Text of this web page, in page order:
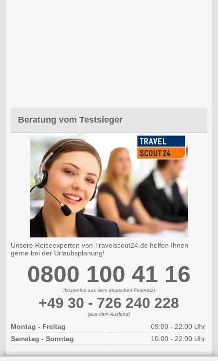
Beratung vom Testsieger
Unsere Reiseexperten von Travelscout24.de helfen Ihnen
gerne bei der Urlaubsplanung!
0800 100 41 16
(kostenlos aus dem deutschen Festnetz)
+49 30 - 726 240 228
(aus dem Ausland)
Montag - Freitag
09:00 - 22:00 Uhr
Samstag - Sonntag
10:00 - 22:00 Uhr